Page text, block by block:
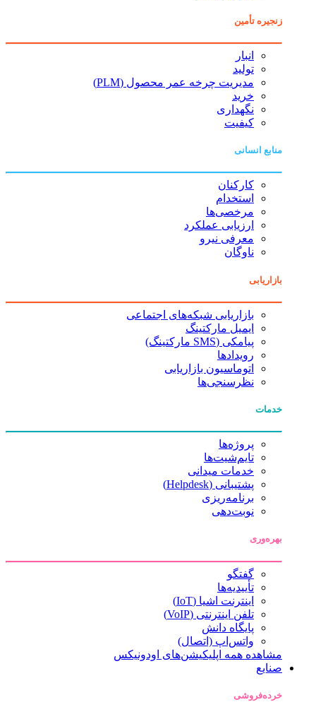
زنجیره تأمین
انبار
تولید
مدیریت چرخه عمر محصول (PLM)
خرید
نگهداری
کیفیت
منابع انسانی
کارکنان
استخدام
مرخصی‌ها
ارزیابی عملکرد
معرفی نیرو
ناوگان
بازاریابی
بازاریابی شبکه‌های اجتماعی
ایمیل مارکتینگ
پیامکی (SMS مارکتینگ)
رویدادها
اتوماسیون بازاریابی
نظرسنجی‌ها
خدمات
پروژه‌ها
تایم‌شیت‌ها
خدمات میدانی
پشتیبانی (Helpdesk)
برنامه‌ریزی
نوبت‌دهی
بهره‌وری
گفتگو
تأییدیه‌ها
اینترنت اشیا (IoT)
تلفن اینترنتی (VoIP)
پایگاه دانش
واتس‌اپ (اتصال)
مشاهده همه اپلیکیشن‌های اودونیکس
صنایع
خرده‌فروشی